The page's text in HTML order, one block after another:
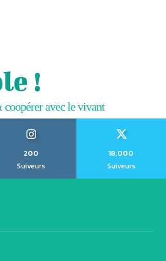
!
avec le vivant
200
Suiveurs
18,000
Suiveurs